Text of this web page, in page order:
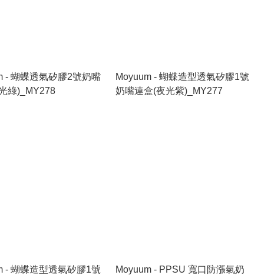
- 蝴蝶透氣矽膠2號奶嘴
綠)_MY278
Moyuum - 蝴蝶造型透氣矽膠1號
奶嘴連盒(夜光紫)_MY277
- 蝴蝶造型透氣矽膠1號 Moyuum - PPSU 寬口防漲氣奶